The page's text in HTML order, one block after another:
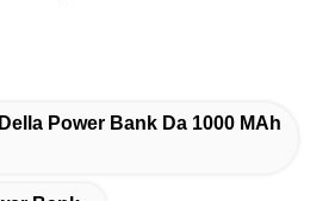
Power Bank Da 1000 MAh